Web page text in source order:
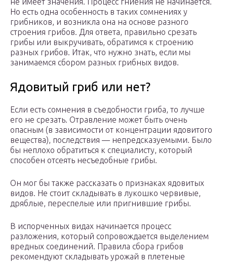
Но есть одна особенность в таких сомнениях у
грибников, и возникла она на основе разного
строения грибов. Для ответа, правильно срезать
грибы или выкручивать, обратимся к строению
разных грибов. Итак, что нужно знать, если мы
занимаемся сбором разных грибных видов.
Ядовитый гриб или нет?
Если есть сомнения в съедобности гриба, то лучше
его не срезать. Отравление может быть очень
опасным (в зависимости от концентрации ядовитого
вещества), последствия — непредсказуемыми. Было
бы неплохо обратиться к специалисту, который
способен отсеять несъедобные грибы.
Он мог бы также рассказать о признаках ядовитых
видов. Не стоит складывать в лукошко червивые,
дряблые, переспелые или пригнившие грибы.
В испорченных видах начинается процесс
разложения, который сопровождается выделением
вредных соединений. Правила сбора грибов
рекомендуют складывать урожай в плетеные